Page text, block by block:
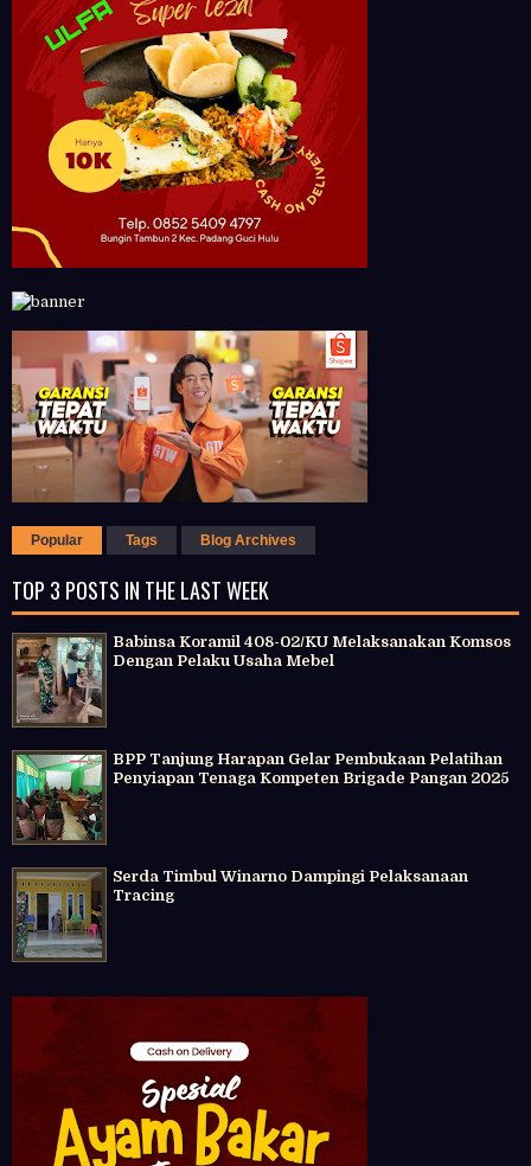
Popular Tags Blog Archives
TOP 3 POSTS IN THE LAST WEEK
Babinsa Koramil 408-02/KU Melaksanakan Komsos
Dengan Pelaku Usaha Mebel
BPP Tanjung Harapan Gelar Pembukaan Pelatihan
Penyiapan Tenaga Kompeten Brigade Pangan 2025
Serda Timbul Winarno Dampingi Pelaksanaan
Tracing